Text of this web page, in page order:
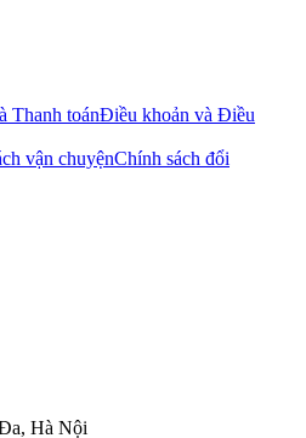
Thanh toánĐiều khoản và Điều
vận chuyệnChính sách đổi
Hà Nội